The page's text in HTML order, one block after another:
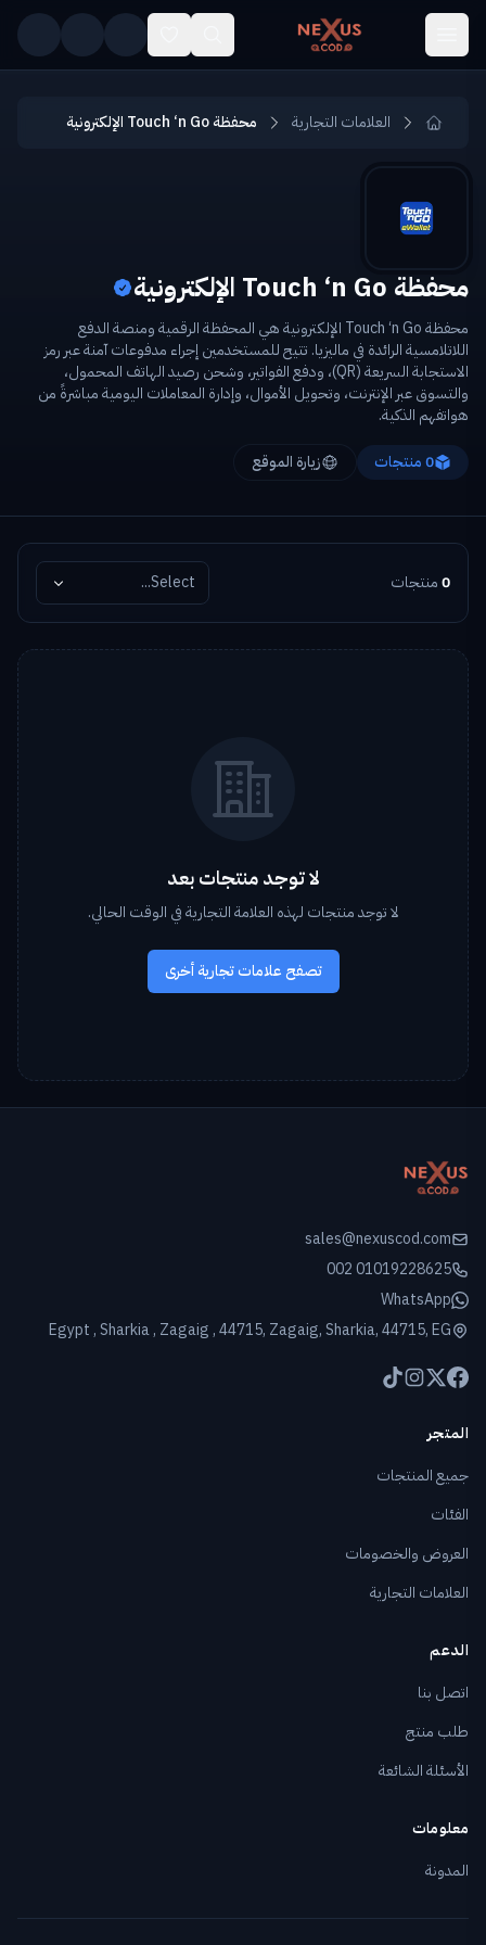
Skip to main content
العلامات التجارية محفظة Touch ‘n Go الإلكترونية
محفظة Touch ‘n Go الإلكترونية
محفظة Touch ‘n Go الإلكترونية هي المحفظة الرقمية ومنصة الدفع
اللاتلامسية الرائدة في ماليزيا. تتيح للمستخدمين إجراء مدفوعات آمنة عبر رمز
الاستجابة السريعة (QR)، ودفع الفواتير، وشحن رصيد الهاتف المحمول،
والتسوق عبر الإنترنت، وتحويل الأموال، وإدارة المعاملات اليومية مباشرةً من
هواتفهم الذكية.
0منتجات زيارة الموقع
0منتجات Select...
لا توجد منتجات بعد
لا توجد منتجات لهذه العلامة التجارية في الوقت الحالي.
تصفح علامات تجارية أخرى
sales@nexuscod.com
002 01019228625
WhatsApp
Egypt , Sharkia , Zagaig , 44715, Zagaig, Sharkia, 44715, EG
المتجر
جميع المنتجات
الفئات
العروض والخصومات
العلامات التجارية
الدعم
اتصل بنا
طلب منتج
الأسئلة الشائعة
معلومات
المدونة